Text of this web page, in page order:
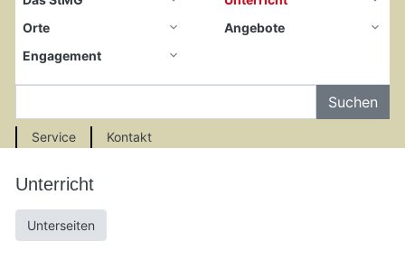
Orte
Angebote
Engagement
Service Kontakt
Unterricht
Unterseiten